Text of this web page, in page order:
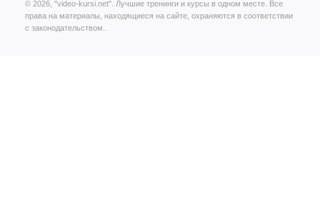
© 2026, "video-kursi.net". Лучшие тренинги и курсы в одном месте. Все
права на материалы, находящиеся на сайте, охраняются в соответствии
с законодательством..